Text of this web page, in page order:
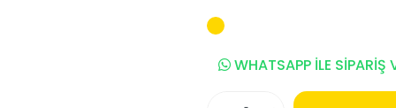
WHATSAPP İLE SİPARİŞ